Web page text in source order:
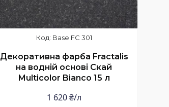
Base FC 301
Декоративна фарба Fractalis
на водній основі Скай
Multicolor Bianco 15 л
1 620 ₴/л